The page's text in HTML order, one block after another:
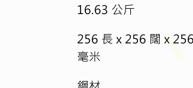
16.63 公斤
256 長 x 256 闊 x
毫米